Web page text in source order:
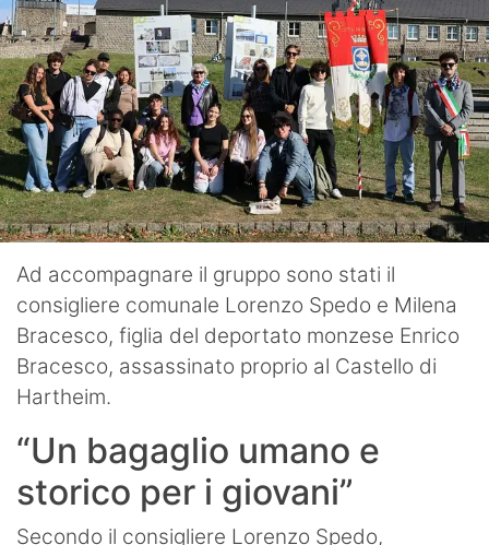
Ad accompagnare il gruppo sono stati il
consigliere comunale Lorenzo Spedo e Milena
Bracesco, figlia del deportato monzese Enrico
Bracesco, assassinato proprio al Castello di
Hartheim.
“Un bagaglio umano e
storico per i giovani”
Secondo il consigliere Lorenzo Spedo,